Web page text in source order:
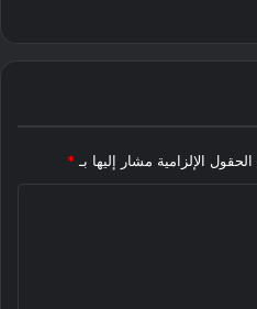
الحقول الإلزامية مشار إليها بـ *